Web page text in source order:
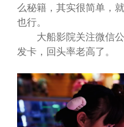
么秘籍，其实很简单，
也行。
大船影院关注微信公
发卡，回头率老高了。